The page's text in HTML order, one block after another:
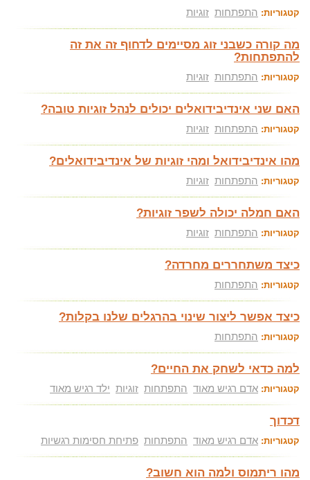
קטגוריות: התפתחות זוגיות
מה קורה כשבני זוג מסיימים לדחוף זה את זה
להתפתחות?
קטגוריות: התפתחות זוגיות
האם שני אינדיבידואלים יכולים לנהל זוגיות טובה?
קטגוריות: התפתחות זוגיות
מהו אינדיבידואל ומהי זוגיות של אינדיבידואלים?
קטגוריות: התפתחות זוגיות
האם חמלה יכולה לשפר זוגיות?
קטגוריות: התפתחות זוגיות
כיצד משתחררים מחרדה?
קטגוריות: התפתחות
כיצד אפשר ליצור שינוי בהרגלים שלנו בקלות?
קטגוריות: התפתחות
למה כדאי לשחק את החיים?
קטגוריות: אדם רגיש מאוד התפתחות זוגיות ילד רגיש מאוד
דכדוך
קטגוריות: אדם רגיש מאוד התפתחות פתיחת חסימות רגשיות
מהו ריתמוס ולמה הוא חשוב?